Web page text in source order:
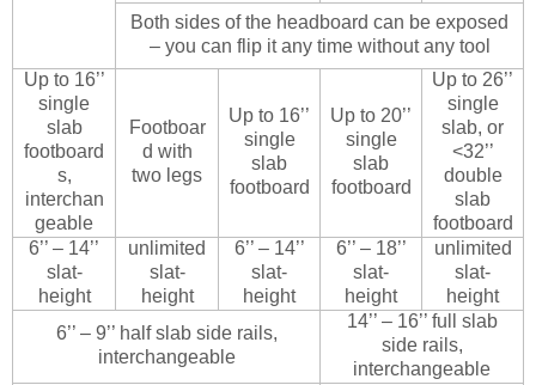
Both sides of the headboard can be exposed
– you can flip it any time without any tool
Up to 16’’
single
slab
footboard
s,
interchan
geable
Footboar
d with
two legs
Up to 16’’
single
slab
footboard
Up to 20’’
single
slab
footboard
Up to 26’’
single
slab, or
<32’’
double
slab
footboard
6’’ – 14’’
slat-
height
unlimited
slat-
height
6’’ – 14’’
slat-
height
6’’ – 18’’
slat-
height
unlimited
slat-
height
6’’ – 9’’ half slab side rails,
interchangeable
14’’ – 16’’ full slab
side rails,
interchangeable